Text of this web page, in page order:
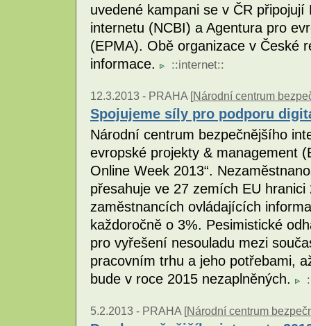
uvedené kampani se v ČR
internetu (NCBI) a Agentura pro
(EPMA). Obě organizace v České
informace.
::internet::
12.3.2013 - PRAHA [Národní centrum
Spojujeme síly pro podporu
Národní centrum bezpečnějšího
evropské projekty & management
Online Week 2013“.
přesahuje ve 27 zemích EU
zaměstnancích ovládajících
každoročně o 3%. Pesimistické
pro vyřešení nesouladu mezi
pracovním trhu a jeho potřebami,
bude v roce 2015 nezaplněných.
5.2.2013 - PRAHA [Národní centrum